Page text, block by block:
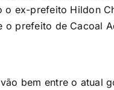
o ex-prefeito Hildon
o prefeito de Cacoal
bem entre o atual